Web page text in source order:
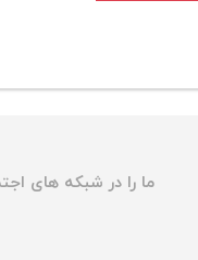
ما را در شبکه های